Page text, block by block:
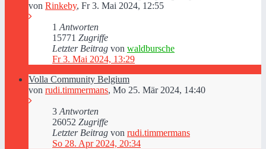
von Rinkeby, Fr 3. Mai 2024, 12:55
1 Antworten
15771 Zugriffe
Letzter Beitrag von waldbursche
Fr 3. Mai 2024, 13:29
Volla Community Belgium
von rudi.timmermans, Mo 25. Mär 2024, 14:40
3 Antworten
26052 Zugriffe
Letzter Beitrag von rudi.timmermans
So 28. Apr 2024, 20:34